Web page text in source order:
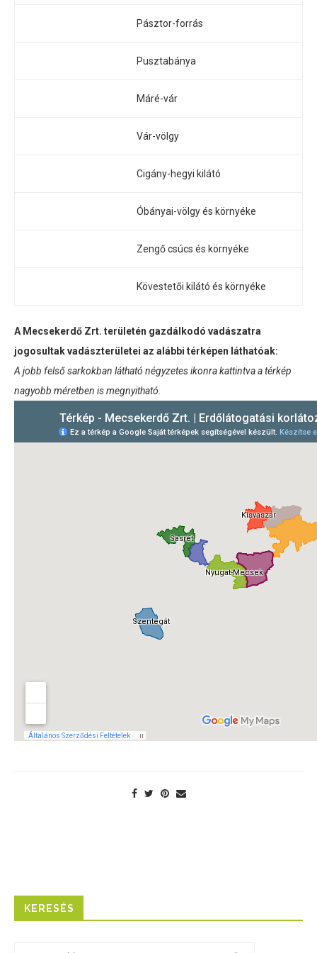
Pásztor-forrás
Pusztabánya
Máré-vár
Vár-völgy
Cigány-hegyi kilátó
Óbányai-völgy és környéke
Zengő csúcs és környéke
Kövestetői kilátó és környéke
A Mecsekerdő Zrt. területén gazdálkodó vadászatra
jogosultak vadászterületei az alábbi térképen láthatóak:
A jobb felső sarkokban látható négyzetes ikonra kattintva a térkép
nagyobb méretben is megnyitható.
KERESÉS